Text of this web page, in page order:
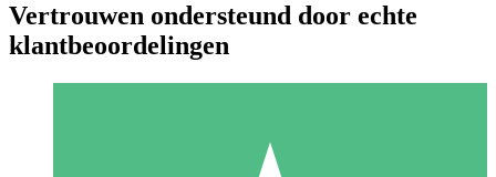
Vertrouwen ondersteund door echte
klantbeoordelingen